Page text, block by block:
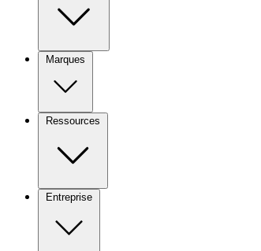
Marques
Ressources
Entreprise